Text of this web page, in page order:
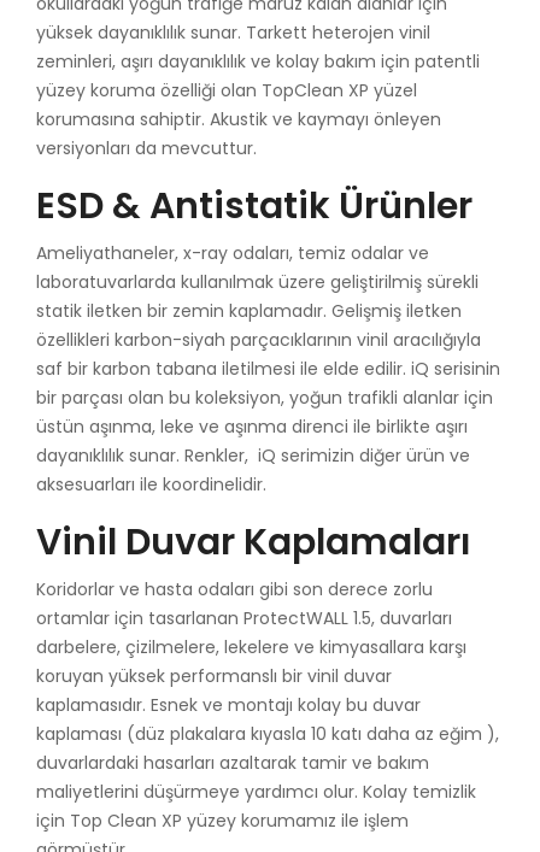
yüksek dayanıklılık sunar. Tarkett heterojen vinil
zeminleri, aşırı dayanıklılık ve kolay bakım için patentli
yüzey koruma özelliği olan TopClean XP yüzel
korumasına sahiptir. Akustik ve kaymayı önleyen
versiyonları da mevcuttur.
ESD & Antistatik Ürünler
Ameliyathaneler, x-ray odaları, temiz odalar ve
laboratuvarlarda kullanılmak üzere geliştirilmiş sürekli
statik iletken bir zemin kaplamadır. Gelişmiş iletken
özellikleri karbon-siyah parçacıklarının vinil aracılığıyla
saf bir karbon tabana iletilmesi ile elde edilir. iQ serisinin
bir parçası olan bu koleksiyon, yoğun trafikli alanlar için
üstün aşınma, leke ve aşınma direnci ile birlikte aşırı
dayanıklılık sunar. Renkler, iQ serimizin diğer ürün ve
aksesuarları ile koordinelidir.
Vinil Duvar Kaplamaları
Koridorlar ve hasta odaları gibi son derece zorlu
ortamlar için tasarlanan ProtectWALL 1.5, duvarları
darbelere, çizilmelere, lekelere ve kimyasallara karşı
koruyan yüksek performanslı bir vinil duvar
kaplamasıdır. Esnek ve montajı kolay bu duvar
kaplaması (düz plakalara kıyasla 10 katı daha az eğim ),
duvarlardaki hasarları azaltarak tamir ve bakım
maliyetlerini düşürmeye yardımcı olur. Kolay temizlik
için Top Clean XP yüzey korumamız ile işlem